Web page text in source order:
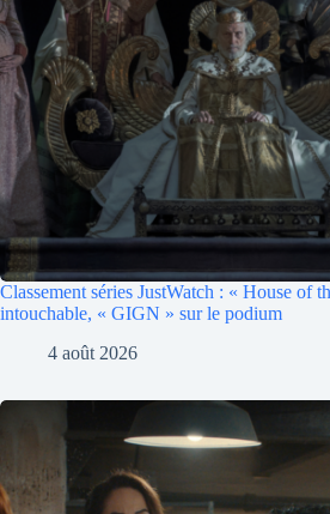
Classement séries JustWatch : « House of
intouchable, « GIGN » sur le podium
4 août 2026